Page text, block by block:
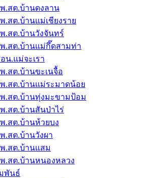
.สต.บ้านดงลาน
.สต.บ้านแม่เชียงราย
.สต.บ้านวังจันทร์
.สต.บ้านแม่กึ๊ดสามท่า
น.แม่จะเรา
.สต.บ้านขะเนจื้อ
.สต.บ้านแม่ระมาดน้อย
.สต.บ้านทุ่งมะขามป้อม
.สต.บ้านสันป่าไร่
.สต.บ้านห้วยบง
.สต.บ้านวังผา
.สต.บ้านแสม
.สต.บ้านหนองหลวง
พันธ์